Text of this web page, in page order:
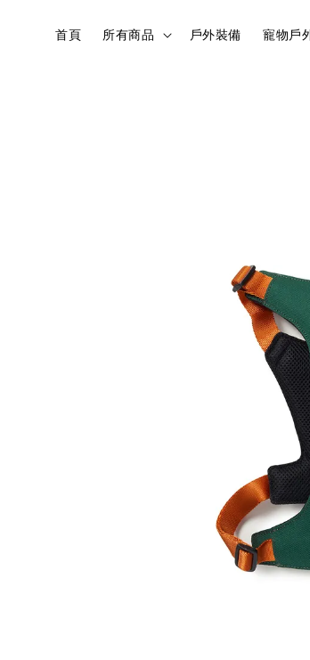
首頁 所有商品 戶外裝備 寵物戶